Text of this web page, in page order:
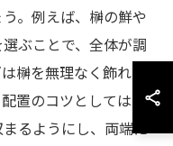
。例えば、榊の鮮や
ぶことで、全体が調
榊を無理なく飾れる
置のコツとしては、
るようにし、両端に